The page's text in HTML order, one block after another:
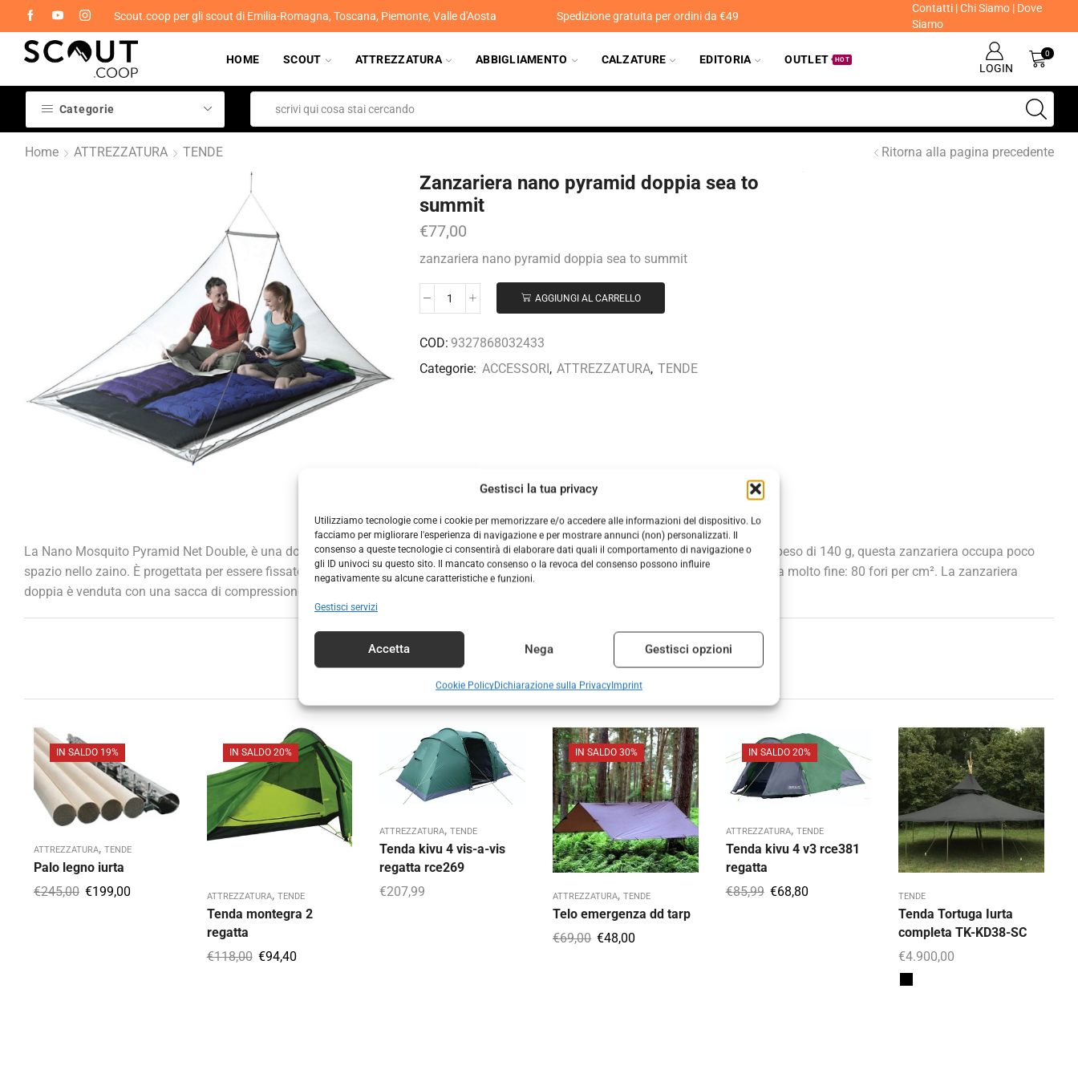
Gestisci la tua privacy
Utilizziamo tecnologie come i cookie per memorizzare e/o accedere alle informazioni del dispositivo. Lo
facciamo per migliorare l'esperienza di navigazione e per mostrare annunci (non) personalizzati. Il
consenso a queste tecnologie ci consentirà di elaborare dati quali il comportamento di navigazione o
gli ID univoci su questo sito. Il mancato consenso o la revoca del consenso possono influire
negativamente su alcune caratteristiche e funzioni.
Gestisci servizi
Accetta Nega Gestisci opzioni
Cookie PolicyDichiarazione sulla PrivacyImprint
Scout.coop per gli scout di Emilia-Romagna, Toscana, Piemonte, Valle d'Aosta Spedizione gratuita per ordini da €49
Contatti|Chi Siamo| Dove
Siamo
HOME SCOUT ATTREZZATURA ABBIGLIAMENTO CALZATURE EDITORIA OUTLET HOT
LOGIN
0
Categorie
Home ATTREZZATURA TENDE Ritorna alla pagina precedente
Zanzariera nano pyramid doppia sea to
summit
€77,00
zanzariera nano pyramid doppia sea to summit
AGGIUNGI AL CARRELLO
COD: 9327868032433
Categorie: ACCESSORI, ATTREZZATURA, TENDE
DESCRIZIONE INFORMAZIONI AGGIUNTIVE
La Nano Mosquito Pyramid Net Double, è una doppia zanzariera in rete molto leggera per permettere una buona ventilazione. Con un peso di 140 g, questa zanzariera occupa poco
spazio nello zaino. È progettata per essere fissato sotto il materasso e ha un gancio regolabile. La rete è nera ed è dotata di una maglia molto fine: 80 fori per cm². La zanzariera
doppia è venduta con una sacca di compressione.
Prodotti correlati
IN SALDO 19%
ATTREZZATURA, TENDE
Palo legno iurta
€245,00 €199,00
IN SALDO 20%
ATTREZZATURA, TENDE
Tenda montegra 2
regatta
€118,00 €94,40
ATTREZZATURA,TENDE
Tenda kivu 4 vis-a-vis
regatta rce269
€207,99
IN SALDO 30%
ATTREZZATURA, TENDE
Telo emergenza dd tarp
€69,00 €48,00
IN SALDO 20%
ATTREZZATURA, TENDE
Tenda kivu 4 v3 rce381
regatta
€85,99 €68,80 TENDE
Tenda Tortuga Iurta
completa TK-KD38-SC
€4.900,00